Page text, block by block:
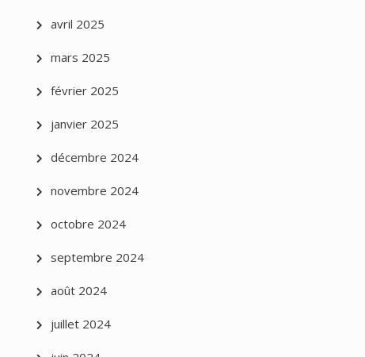
avril 2025
mars 2025
février 2025
janvier 2025
décembre 2024
novembre 2024
octobre 2024
septembre 2024
août 2024
juillet 2024